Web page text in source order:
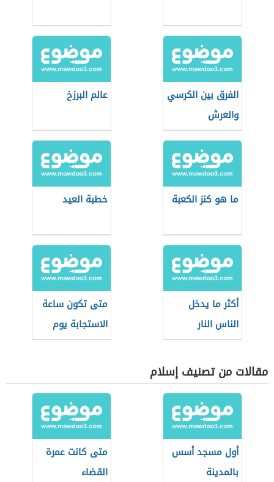
الفرق بين الكرسي
والعرش
عالم البرزخ
ما هو كنز الكعبة خطبة العيد
أكثر ما يدخل
الناس النار
متى تكون ساعة
الاستجابة يوم
الجمعة
مقالات من تصنيف إسلام
أول مسجد أسس
بالمدينة
متى كانت عمرة
القضاء